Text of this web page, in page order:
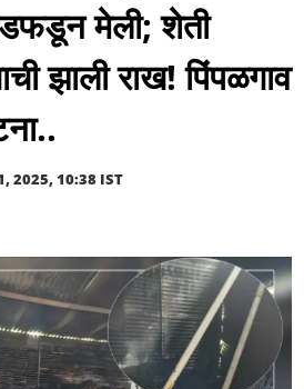
मेली; शेती
झाली राख! पिंपळगाव
2025, 10:38 IST